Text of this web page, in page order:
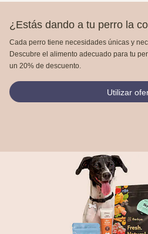
¿Estás dando a tu perro la
Cada perro tiene necesidades únicas y
Descubre el alimento adecuado para tu
un 20% de descuento.
Utilizar